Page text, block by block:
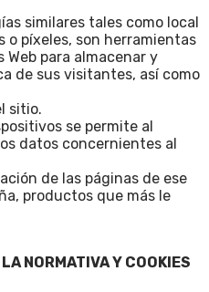
similares tales como local
o píxeles, son herramientas
Web para almacenar y
de sus visitantes, así como
sitio.
se permite al
datos concernientes al
de las páginas de ese
productos que más le
NORMATIVA Y COOKIES